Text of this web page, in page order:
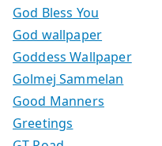
God Bless You
God wallpaper
Goddess Wallpaper
Golmej Sammelan
Good Manners
Greetings